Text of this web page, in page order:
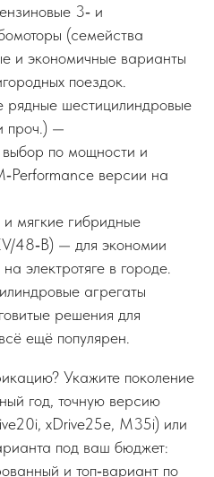
3‑ и
(семейства
и экономичные варианты
поездок.
рядные шестицилиндровые
проч.) —
по мощности и
версии на
и мягкие гибридные
48‑В) — для экономии
электротяге в городе.
агрегаты
решения для
ещё популярен.
Укажите поколение
год, точную версию
xDrive25e, M35i) или
под ваш бюджет:
и топ‑вариант по